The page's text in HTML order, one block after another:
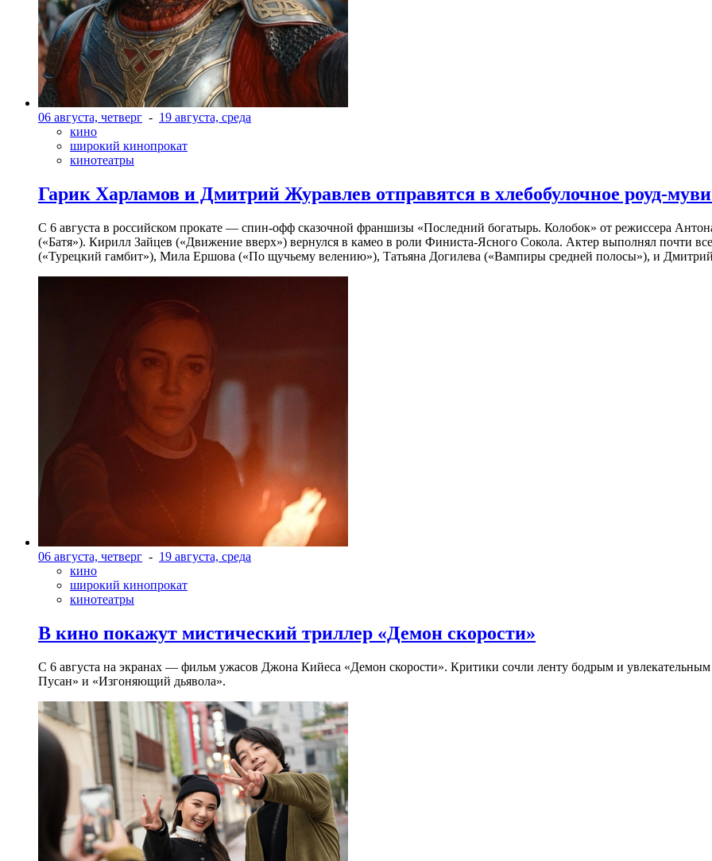
06 августа, четверг - 19 августа, среда
кино
широкий кинопрокат
кинотеатры
Гарик Харламов и Дмитрий Журавлев отправятся в хлебобулочное роуд-
С 6 августа в российском прокате — спин-офф сказочной франшизы «Последний богатырь. Колобок» от режиссера
(«Батя»). Кирилл Зайцев («Движение вверх») вернулся в камео в роли Финиста-Ясного Сокола. Актер выполнял почти
(«Турецкий гамбит»), Мила Ершова («По щучьему велению»), Татьяна Догилева («Вампиры средней полосы»), и
06 августа, четверг - 19 августа, среда
кино
широкий кинопрокат
кинотеатры
В кино покажут мистический триллер «Демон скорости»
С 6 августа на экранах — фильм ужасов Джона Кийеса «Демон скорости». Критики сочли ленту бодрым и
Пусан» и «Изгоняющий дьявола».